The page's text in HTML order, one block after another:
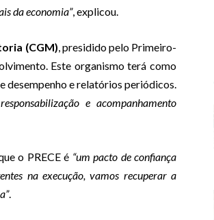
da economia”, explicou.
(CGM) , presidido pelo Primeiro-
Este organismo terá como
desempenho e relatórios periódicos.
e acompanhamento
o PRECE é “um pacto de confiança
na execução, vamos recuperar a
.